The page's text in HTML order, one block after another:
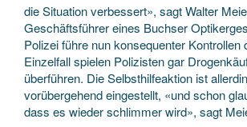
die Situation verbessert», sagt Walter
Geschäftsführer eines Buchser
Polizei führe nun konsequenter Kontrollen
Einzelfall spielen Polizisten gar
überführen. Die Selbsthilfeaktion ist
vorübergehend eingestellt, «und schon
dass es wieder schlimmer wird», sagt